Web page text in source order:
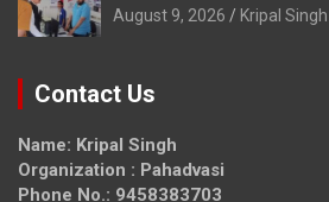
August 9, 2026 Kripal Singh
Contact Us
Name: Kripal Singh
Organization : Pahadvasi
Phone No.: 9458383703